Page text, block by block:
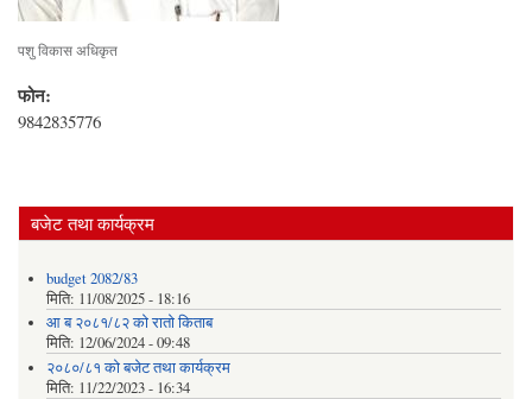
पशु विकास अधिकृत
फोन:
9842835776
बजेट तथा कार्यक्रम
budget 2082/83
मिति: 11/08/2025 - 18:16
आ ब २०८१/८२ काे राताे किताब
मिति: 12/06/2024 - 09:48
२०८०/८१ को बजेट तथा कार्यक्रम
मिति: 11/22/2023 - 16:34